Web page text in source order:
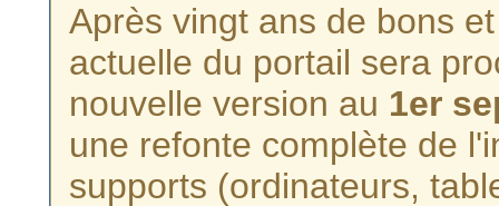
Après vingt ans de bons
actuelle du portail sera
nouvelle version au 1er
une refonte complète de
supports (ordinateurs,